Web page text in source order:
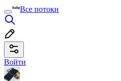
Все потоки
Войти